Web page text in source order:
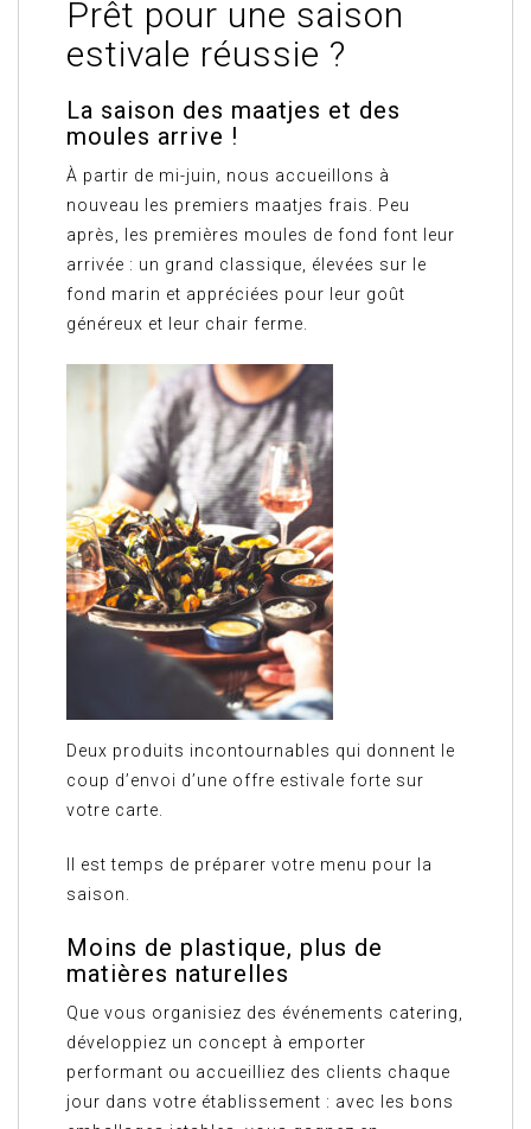
Prêt pour une saison
estivale réussie ?
La saison des maatjes et des
moules arrive !
À partir de mi-juin, nous accueillons à
nouveau les premiers maatjes frais. Peu
après, les premières moules de fond font leur
arrivée : un grand classique, élevées sur le
fond marin et appréciées pour leur goût
généreux et leur chair ferme.
Deux produits incontournables qui donnent le
coup d’envoi d’une offre estivale forte sur
votre carte.
Il est temps de préparer votre menu pour la
saison.
Moins de plastique, plus de
matières naturelles
Que vous organisiez des événements catering,
développiez un concept à emporter
performant ou accueilliez des clients chaque
jour dans votre établissement : avec les bons